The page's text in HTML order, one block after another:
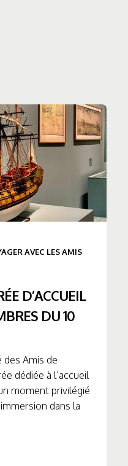
AVEC LES AMIS
D’ACCUEIL
DU 10
des Amis de
dédiée à l’accueil
moment privilégié
dans la